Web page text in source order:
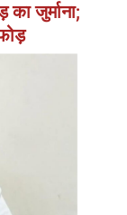
जुर्माना;